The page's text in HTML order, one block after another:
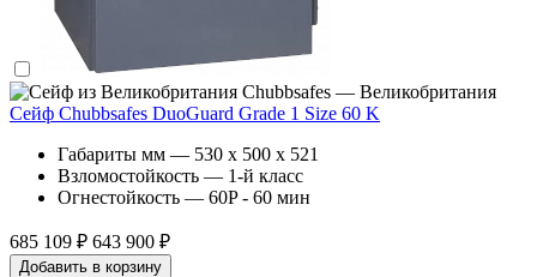
Chubbsafes — Великобритания
Сейф Chubbsafes DuoGuard Grade 1 Size 60 K
Габариты мм — 530 x 500 x 521
Взломостойкость — 1-й класс
Огнестойкость — 60P - 60 мин
685 109 ₽ 643 900 ₽
Добавить в корзину